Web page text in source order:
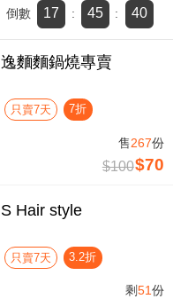
倒數 17 : 45 : 40
逸麵麵鍋燒專賣
只賣7天 7折
售267份
$100$70
S Hair style
只賣7天 3.2折
剩51份